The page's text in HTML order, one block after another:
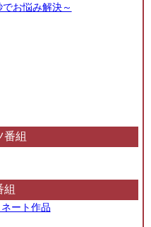
お悩み解決～
番組
組
ート作品